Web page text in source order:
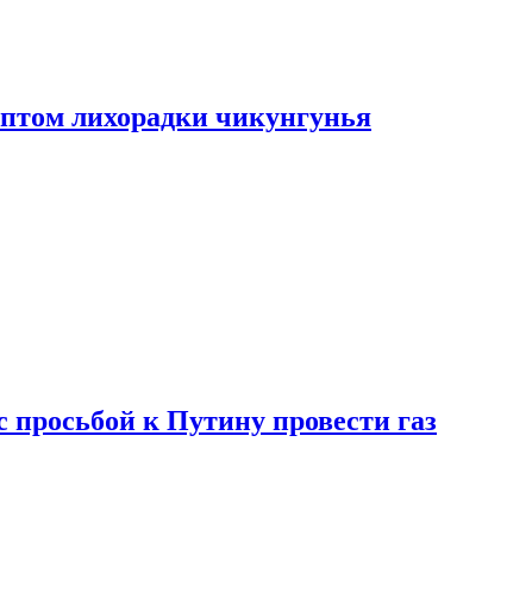
лихорадки чикунгунья
просьбой к Путину провести газ